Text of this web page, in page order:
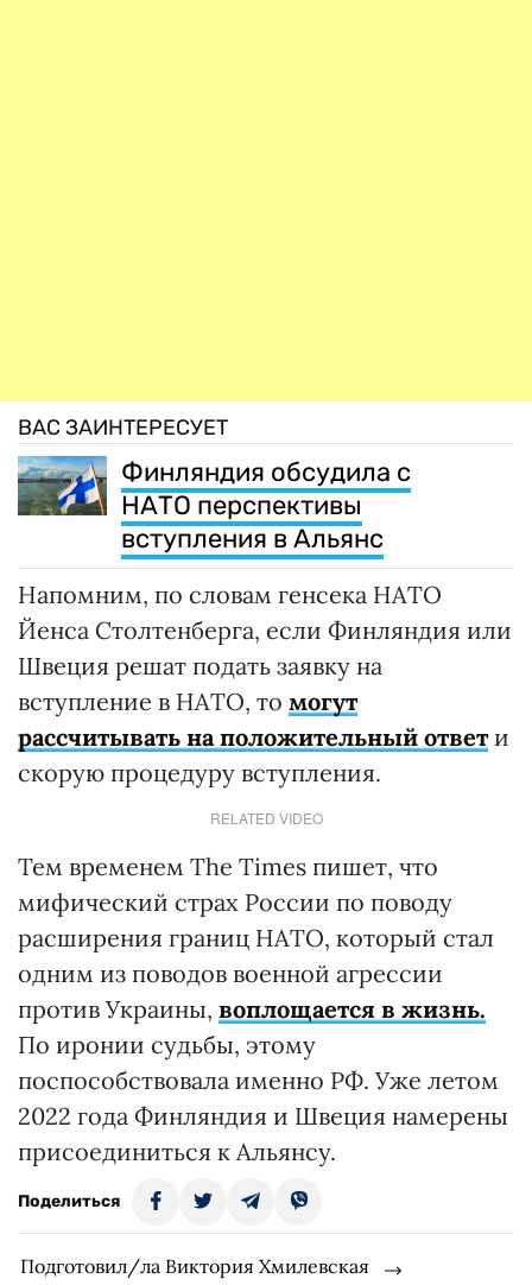
ВАС ЗАИНТЕРЕСУЕТ
Финляндия обсудила с
НАТО перспективы
вступления в Альянс
Напомним, по словам генсека НАТО
Йенса Столтенберга, если Финляндия или
Швеция решат подать заявку на
вступление в НАТО, то могут
рассчитывать на положительный ответи
скорую процедуру вступления.
RELATED VIDEO
Тем временем The Times пишет, что
мифический страх России по поводу
расширения границ НАТО, который стал
одним из поводов военной агрессии
против Украины, воплощается в жизнь.
По иронии судьбы, этому
поспособствовала именно РФ. Уже летом
2022 года Финляндия и Швеция намерены
присоединиться к Альянсу.
Поделиться
Подготовил/ла Виктория Хмилевская